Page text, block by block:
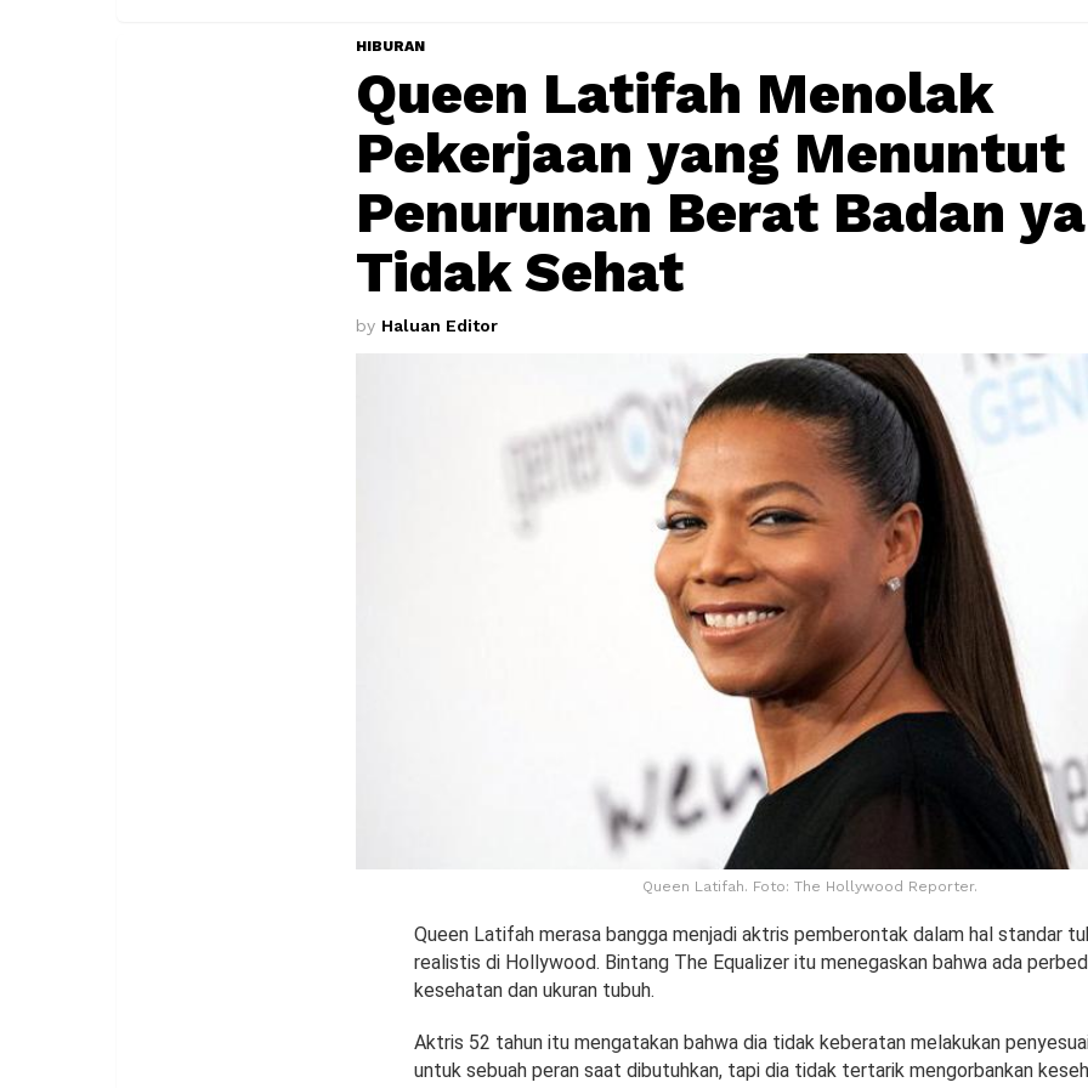
HIBURAN
Queen Latifah Menolak
Pekerjaan yang Menuntut
Penurunan Berat Badan
Tidak Sehat
by Haluan Editor
Queen Latifah. Foto: The Hollywood Reporter.
Queen Latifah merasa bangga menjadi aktris pemberontak dalam hal standar
realistis di Hollywood. Bintang The Equalizer itu menegaskan bahwa ada
kesehatan dan ukuran tubuh.
Aktris 52 tahun itu mengatakan bahwa dia tidak keberatan melakukan
untuk sebuah peran saat dibutuhkan, tapi dia tidak tertarik mengorbankan